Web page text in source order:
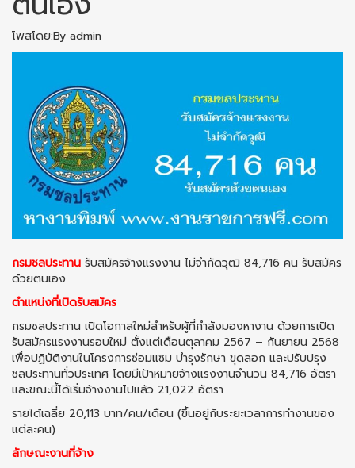
โพสโดย:By admin
กรมชลประทาน รับสมัครจ้างแรงงาน ไม่จำกัดวุฒิ 84,716 คน รับสมัคร
ด้วยตนเอง
ตำแหน่งที่เปิดรับสมัคร
กรมชลประทาน เปิดโอกาสใหม่สำหรับผู้ที่กำลังมองหางาน ด้วยการเปิด
รับสมัครแรงงานรอบใหม่ ตั้งแต่เดือนตุลาคม 2567 – กันยายน 2568
เพื่อปฏิบัติงานในโครงการซ่อมแซม บำรุงรักษา ขุดลอก และปรับปรุง
ชลประทานทั่วประเทศ โดยมีเป้าหมายจ้างแรงงานจำนวน 84,716 อัตรา
และขณะนี้ได้เริ่มจ้างงานไปแล้ว 21,022 อัตรา
รายได้เฉลี่ย 20,113 บาท/คน/เดือน (ขึ้นอยู่กับระยะเวลาการทำงานของ
แต่ละคน)
ลักษณะงานที่จ้าง